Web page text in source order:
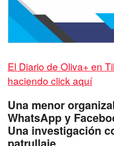
El Diario de Oliva+ en
haciendo click aquí
Una menor
WhatsApp y
Una investigación